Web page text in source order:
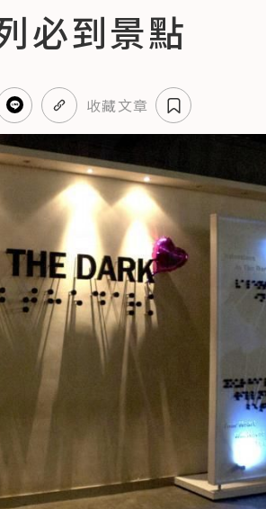
必到景點
收藏文章